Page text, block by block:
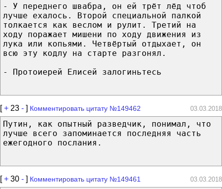
- У переднего швабра, он ей трёт лёд чтоб
лучше ехалось. Второй специальной палкой
толкается как веслом и рулит. Третий на
ходу поражает мишени по ходу движения из
лука или копьями. Четвёртый отдыхает, он
всю эту кодлу на старте разгонял.
- Протоиерей Елисей залогиньтесь
[+ 23 - ] Комментировать цитату №149462 03.03.2018
Путин, как опытный разведчик, понимал, что
лучше всего запоминается последняя часть
ежегодного послания.
[+ 30 - ] Комментировать цитату №149461 03.03.2018